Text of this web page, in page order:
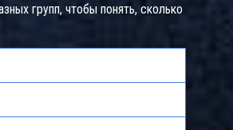
групп, чтобы понять, сколько